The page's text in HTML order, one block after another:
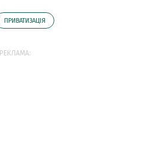
ПРИВАТИЗАЦІЯ
РЕКЛАМА: